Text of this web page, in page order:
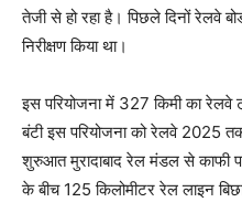
तेजी से हो रहा है। पिछले दिनों रेलवे
निरीक्षण किया था।
इस परियोजना में 327 किमी का रेलवे
बंटी इस परियोजना को रेलवे 2025
शुरुआत मुरादाबाद रेल मंडल से काफी
के बीच 125 किलोमीटर रेल लाइन